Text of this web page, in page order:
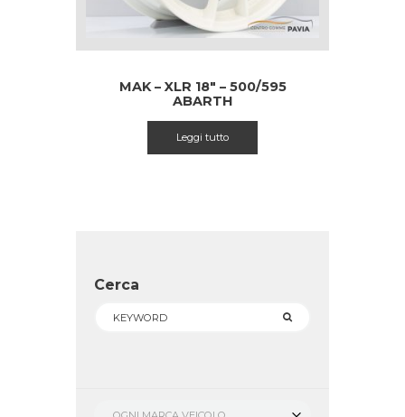
MAK – XLR 18″ – 500/595
ABARTH
Leggi tutto
Cerca